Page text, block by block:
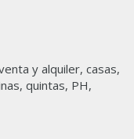
y alquiler, casas,
quintas, PH,